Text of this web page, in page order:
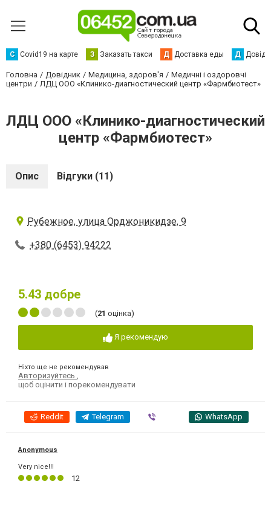
С Сovid19 на карте З Заказать такси Д Доставка еды Д
Головна Довідник Медицина, здоров'я
Медичні і оздоровчі
центри
ЛДЦ ООО «Клинико-диагностический центр «Фармбиотест»
ЛДЦ ООО «Клинико-диагностический
центр «Фармбиотест»
Опис Відгуки (11)
Рубежное, улица Орджоникидзе, 9
+380 (6453) 94222
5.43 добре
(21 оцінка)
Я рекомендую
Ніхто ще не рекомендував
Авторизуйтесь
щоб оцінити і порекомендувати
Reddit Telegram WhatsApp
Anonymous
Very nice!!!
12